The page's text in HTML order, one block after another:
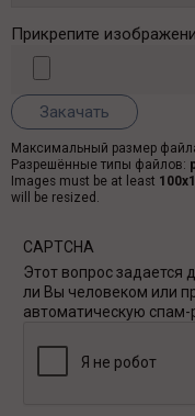
Прикрепите
Максимальный размер
Разрешённые типы файлов:
Images must be at least
will be resized.
CAPTCHA
Этот вопрос задается
ли Вы человеком или
автоматическую спам-